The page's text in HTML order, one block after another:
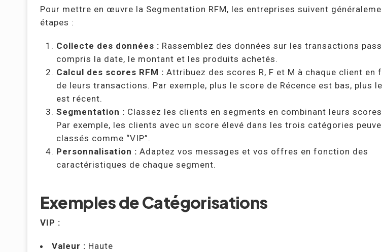
Pour mettre en œuvre la Segmentation RFM, les entreprises suivent
étapes :
Collecte des données : Rassemblez des données sur les transactions
compris la date, le montant et les produits achetés.
Calcul des scores RFM : Attribuez des scores R, F et M à chaque client en
de leurs transactions. Par exemple, plus le score de Récence est bas, plus
est récent.
Segmentation : Classez les clients en segments en combinant leurs scores
Par exemple, les clients avec un score élevé dans les trois catégories
classés comme “VIP”.
Personnalisation : Adaptez vos messages et vos offres en fonction des
caractéristiques de chaque segment.
Exemples de Catégorisations
VIP :
Valeur : Haute